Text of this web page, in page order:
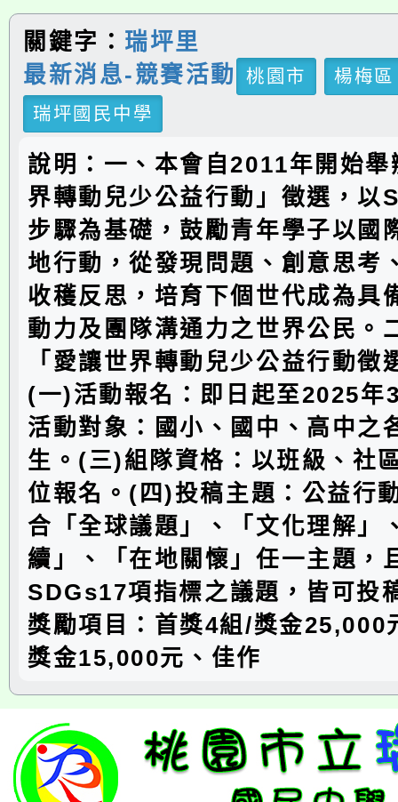
關鍵字： 瑞坪里
最新消息-競賽活動
桃園市
楊梅區
瑞坪國民中學
說明：一、本會自2011年開始舉
界轉動兒少公益行動」徵選，以
步驟為基礎，鼓勵青年學子以國
地行動，從發現問題、創意思考
收穫反思，培育下個世代成為具
動力及團隊溝通力之世界公民。
「愛讓世界轉動兒少公益行動徵
(一)活動報名：即日起至2025年
活動對象：國小、國中、高中之
生。(三)組隊資格：以班級、社
位報名。(四)投稿主題：公益行
合「全球議題」、「文化理解」
續」、「在地關懷」任一主題，
SDGs17項指標之議題，皆可投
獎勵項目：首獎4組/獎金25,000
獎金15,000元、佳作